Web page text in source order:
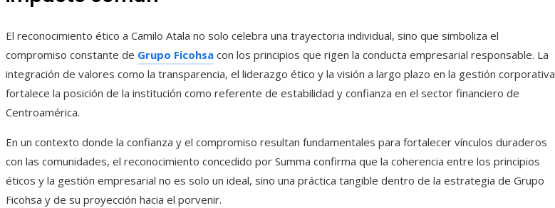
El reconocimiento ético a Camilo Atala no solo celebra una trayectoria individual, sino que simboliza el
compromiso constante de Grupo Ficohsa con los principios que rigen la conducta empresarial responsable. La
integración de valores como la transparencia, el liderazgo ético y la visión a largo plazo en la gestión corporativa
fortalece la posición de la institución como referente de estabilidad y confianza en el sector financiero de
Centroamérica.
En un contexto donde la confianza y el compromiso resultan fundamentales para fortalecer vínculos duraderos
con las comunidades, el reconocimiento concedido por Summa confirma que la coherencia entre los principios
éticos y la gestión empresarial no es solo un ideal, sino una práctica tangible dentro de la estrategia de Grupo
Ficohsa y de su proyección hacia el porvenir.